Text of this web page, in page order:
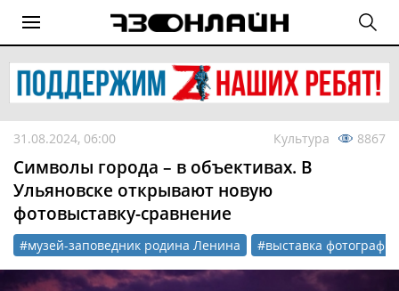
31.08.2024, 06:00 Культура 8867
Символы города – в объективах. В
Ульяновске открывают новую
фотовыставку-сравнение
#музей-заповедник родина Ленина #выставка